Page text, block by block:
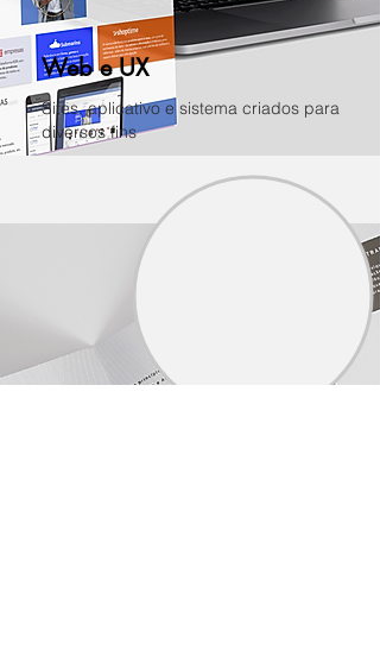
Web e UX
Sites, aplicativo e sistema criados para
diversos fins